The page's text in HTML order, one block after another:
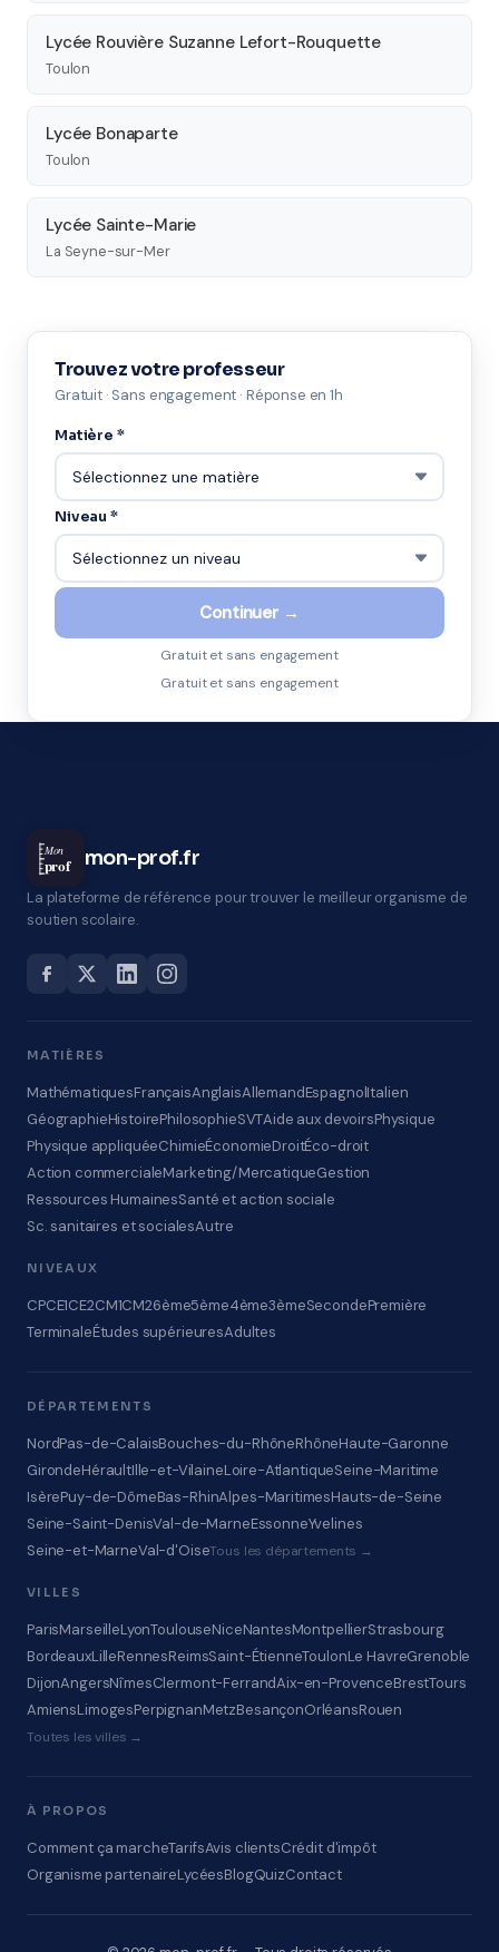
Lycée Rouvière Suzanne Lefort-Rouquette
Toulon
Lycée Bonaparte
Toulon
Lycée Sainte-Marie
La Seyne-sur-Mer
Trouvez votre professeur
Gratuit · Sans engagement · Réponse en 1h
Matière *
Niveau *
Continuer →
Gratuit et sans engagement
Gratuit et sans engagement
Mon
prof mon-prof.fr
La plateforme de référence pour trouver le meilleur organisme de
soutien scolaire.
MATIÈRES
MathématiquesFrançaisAnglaisAllemandEspagnolItalien
GéographieHistoirePhilosophieSVTAide aux devoirsPhysique
Physique appliquéeChimieÉconomieDroitÉco-droit
Action commercialeMarketing/MercatiqueGestion
Ressources HumainesSanté et action sociale
Sc. sanitaires et socialesAutre
NIVEAUX
CPCE1CE2CM1CM26ème5ème4ème3èmeSecondePremière
TerminaleÉtudes supérieuresAdultes
DÉPARTEMENTS
NordPas-de-CalaisBouches-du-RhôneRhôneHaute-Garonne
GirondeHéraultIlle-et-VilaineLoire-AtlantiqueSeine-Maritime
IsèrePuy-de-DômeBas-RhinAlpes-MaritimesHauts-de-Seine
Seine-Saint-DenisVal-de-MarneEssonneYvelines
Seine-et-MarneVal-d'OiseTous les départements →
VILLES
ParisMarseilleLyonToulouseNiceNantesMontpellierStrasbourg
BordeauxLilleRennesReimsSaint-ÉtienneToulonLe HavreGrenoble
DijonAngersNîmesClermont-FerrandAix-en-ProvenceBrestTours
AmiensLimogesPerpignanMetzBesançonOrléansRouen
Toutes les villes →
À PROPOS
Comment ça marcheTarifsAvis clientsCrédit d'impôt
Organisme partenaireLycéesBlogQuizContact